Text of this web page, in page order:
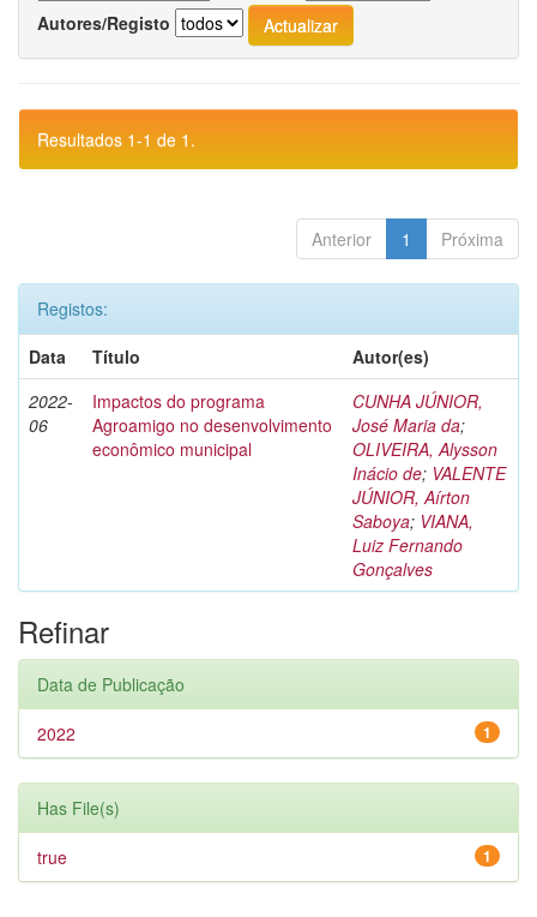
Autores/Registo
Resultados 1-1 de 1.
Anterior 1 Próxima
Registos:
Data
Título
Autor(es)
2022-
06
Impactos do programa
Agroamigo no desenvolvimento
econômico municipal
CUNHA JÚNIOR,
José Maria da;
OLIVEIRA, Alysson
Inácio de; VALENTE
JÚNIOR, Aírton
Saboya; VIANA,
Luiz Fernando
Gonçalves
Refinar
Data de Publicação
1
2022
Has File(s)
1
true